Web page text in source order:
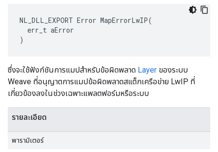
NL_DLL_EXPORT Error MapErrorLwIP(
  err_t aError
)
ซึ่งจะใช้ฟังก์ชันการแมปสำหรับข้อผิดพลาด Layer ของระบบ
Weave ที่อนุญาตการแมปข้อผิดพลาดสแต็กเครือข่าย LwIP ที่
เกี่ยวข้องลงในช่วงเฉพาะแพลตฟอร์มหรือระบบ
รายละเอียด
พารามิเตอร์